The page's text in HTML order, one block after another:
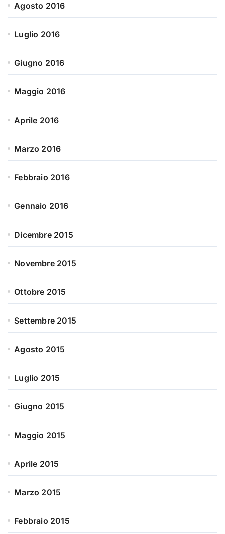
Agosto 2016
Luglio 2016
Giugno 2016
Maggio 2016
Aprile 2016
Marzo 2016
Febbraio 2016
Gennaio 2016
Dicembre 2015
Novembre 2015
Ottobre 2015
Settembre 2015
Agosto 2015
Luglio 2015
Giugno 2015
Maggio 2015
Aprile 2015
Marzo 2015
Febbraio 2015